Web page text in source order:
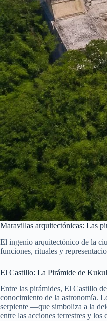
Maravillas arquitectónicas: Las
El ingenio arquitectónico de la
funciones, rituales y
El Castillo: La Pirámide de
Entre las pirámides, El Castillo
conocimiento de la astronomía.
serpiente —que simboliza a la
entre las acciones terrestres y los